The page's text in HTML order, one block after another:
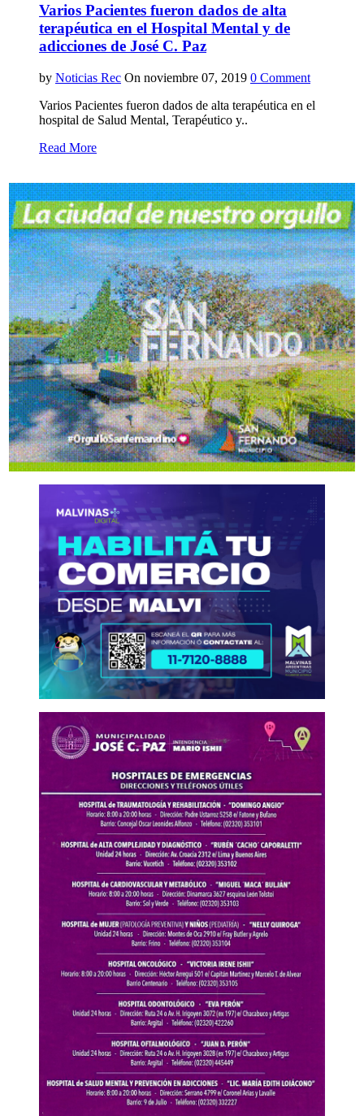
Varios Pacientes fueron dados de alta
terapéutica en el Hospital Mental y de
adicciones de José C. Paz
by Noticias Rec On noviembre 07, 2019 0 Comment
Varios Pacientes fueron dados de alta terapéutica en el
hospital de Salud Mental, Terapéutico y..
Read More